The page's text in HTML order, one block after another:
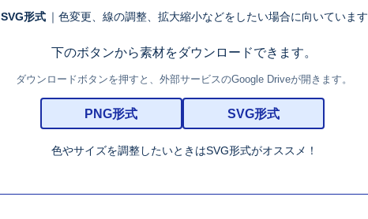
SVG形式 ｜色変更、線の調整、拡大縮小などをしたい場合に向いています
下のボタンから素材をダウンロードできます。
ダウンロードボタンを押すと、外部サービスのGoogle Driveが開きます。
PNG形式 SVG形式
色やサイズを調整したいときはSVG形式がオススメ！